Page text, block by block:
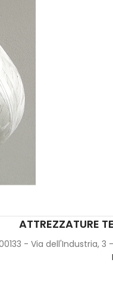
ATTREZZATURE
- Via dell'Industria,